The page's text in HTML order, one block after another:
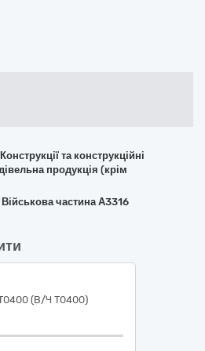
Конструкції та конструкційні
продукція (крім
Військова частина А3316
(В/Ч Т0400)